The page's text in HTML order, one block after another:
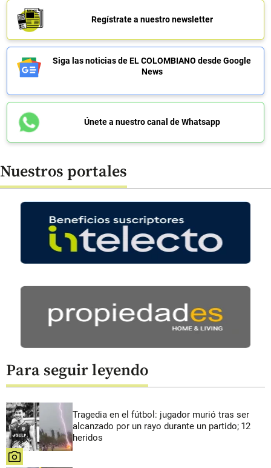
Regístrate a nuestro newsletter
Siga las noticias de EL COLOMBIANO desde Google
News
Únete a nuestro canal de Whatsapp
Nuestros portales
Para seguir leyendo
Tragedia en el fútbol: jugador murió tras ser
alcanzado por un rayo durante un partido; 12
heridos
share